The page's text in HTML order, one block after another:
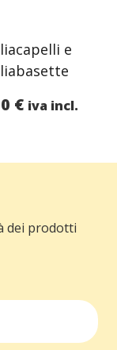
e
€ iva incl.
dei prodotti